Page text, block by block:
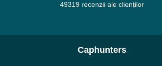
49319 recenzii ale clienților
Caphunters